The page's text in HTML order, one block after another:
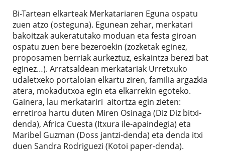
Bi-Tartean elkarteak Merkatariaren Eguna ospatu
zuen atzo (osteguna). Egunean zehar, merkatari
bakoitzak aukeratutako moduan eta festa giroan
ospatu zuen bere bezeroekin (zozketak eginez,
proposamen berriak aurkeztuz, eskaintza berezi bat
eginez…). Arratsaldean merkatariak Urretxuko
udaletxeko portaloian elkartu ziren, familia argazkia
atera, mokadutxoa egin eta elkarrekin egoteko.
Gainera, lau merkatariri aitortza egin zieten:
erretiroa hartu duten Miren Osinaga (Diz Diz bitxi-
denda), Africa Cuesta (Itxura ile-apaindegia) eta
Maribel Guzman (Doss jantzi-denda) eta denda itxi
duen Sandra Rodriguezi (Kotoi paper-denda).